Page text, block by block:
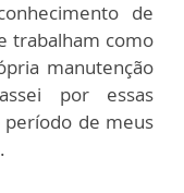
de
trabalham como
manutenção
por essas
período de meus